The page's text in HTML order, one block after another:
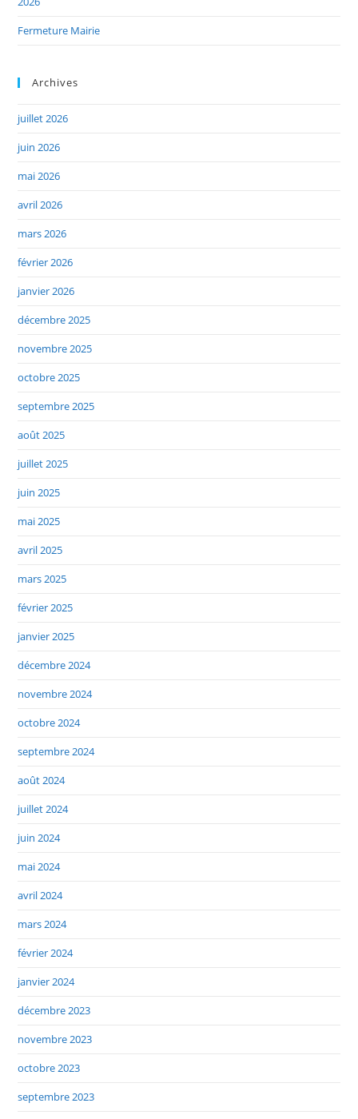
Fermeture Mairie
Archives
juillet 2026
juin 2026
mai 2026
avril 2026
mars 2026
février 2026
janvier 2026
décembre 2025
novembre 2025
octobre 2025
septembre 2025
août 2025
juillet 2025
juin 2025
mai 2025
avril 2025
mars 2025
février 2025
janvier 2025
décembre 2024
novembre 2024
octobre 2024
septembre 2024
août 2024
juillet 2024
juin 2024
mai 2024
avril 2024
mars 2024
février 2024
janvier 2024
décembre 2023
novembre 2023
octobre 2023
septembre 2023